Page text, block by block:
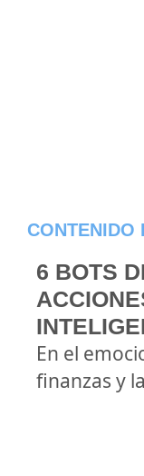
CONTENIDO
6 BOTS
En el
finanzas y